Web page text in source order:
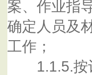
案、作业指
确定人员及
工作；
1.1.5.按计